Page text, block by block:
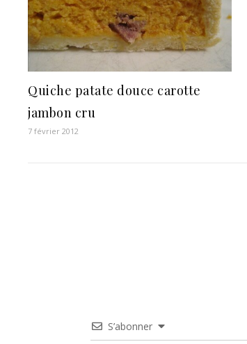
Quiche patate douce carotte
jambon cru
7 février 2012
S’abonner